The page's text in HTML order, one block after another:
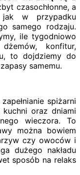
czasochłonne, a
w przypadku
samego rodzaju.
ile tygodniowo
konfitur,
to dojdziemy do
samemu.
spiżarni
oraz dniami
wieczora. To
można bowiem
czy owoców i
dużego nakładu
sposób na relaks